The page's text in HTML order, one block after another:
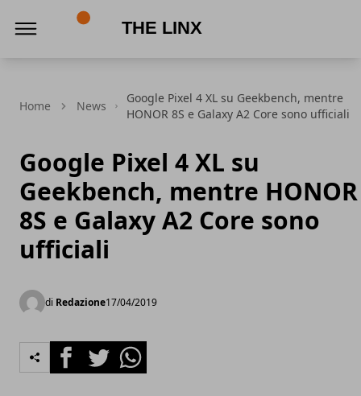
Home News
Google Pixel 4 XL su Geekbench, mentre
HONOR 8S e Galaxy A2 Core sono ufficiali
Google Pixel 4 XL su
Geekbench, mentre HONOR
8S e Galaxy A2 Core sono
ufficiali
di Redazione17/04/2019
FacebookTwitterWhatsapp